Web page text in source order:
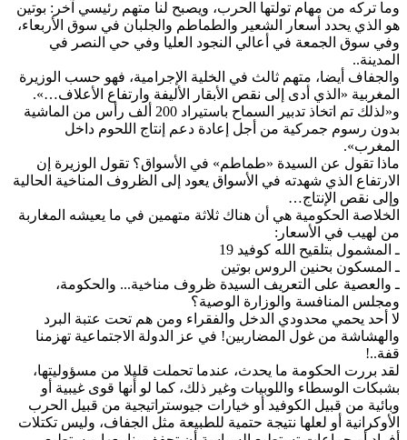
وما تركه من مهام تولتها الحرب، ويصبح لنا متهم رئيسي آخر‫:‬ بوتين
هو الذي يحدد أسعار الشعير والطماطم والجلبان في سوق الأربعاء،
وفي سوق الجمعة في أعالي النجود العليا وفي حي النصر في
المدينة‫..‬
والجفاف أيضا، متهم ثالث في الخلية الإجرامية، فهو حسب الوزيرة
المغربية «الذي أدى إلى نقص الأبقار الأليفة وارتفاع الأعلاف‫…‬».
و«لذلك تم اتخاذ تدبير السماح باستيراد 200 ألف رأس من الماشية
بدون رسوم جمركية من أجل إعادة دعم إنتاج اللحوم داخل
المغرب».
ماذا تقول عن السيدة «طماطم» في الأسواق؟ تقول الوزيرة إن
الارتفاع الذي شهدته في الأسواق يعود إلى الظروف المناخية الحالية
وإلى نقص الإنتاج‫…
الخلاصة الحكومية هي أن هناك ثلاثة متهمين في ما يعيشه المغاربة
من لهيب في الأسعار‫:‬
ـ المشمول بتلقيح الله كوفيد 19
ـ المسكون بحنين الروس بوتين
ـ والعصية على التعريف السيدة ظروف مناخية‫..‬. والحكومة،
ومجلس المنافسة والوزارة الوصية؟
لا أحد يحمي محدودي الدخل والفقراء ومن هم تحت عتبة البرد
والهشاشة من غول المضاربين‫!‬ في عز الدولة الاجتماعية تهزمنا
قفة‫..!‬
لقد بررت الحكومة ما يحدث، عندما تحملت قليلا من مسؤوليتها،
بشبكات الوسطاء واللوبيات وغير ذلك، كما لو أنها قوى غيبية أو
وبائية من قبيل الكوفيد أو خيارات جيوستراتيجية من قبيل الحرب
الأوكرانية أو لعلها نتيجة حتمية للطبيعة مثل الجفاف، وليس تكتلات